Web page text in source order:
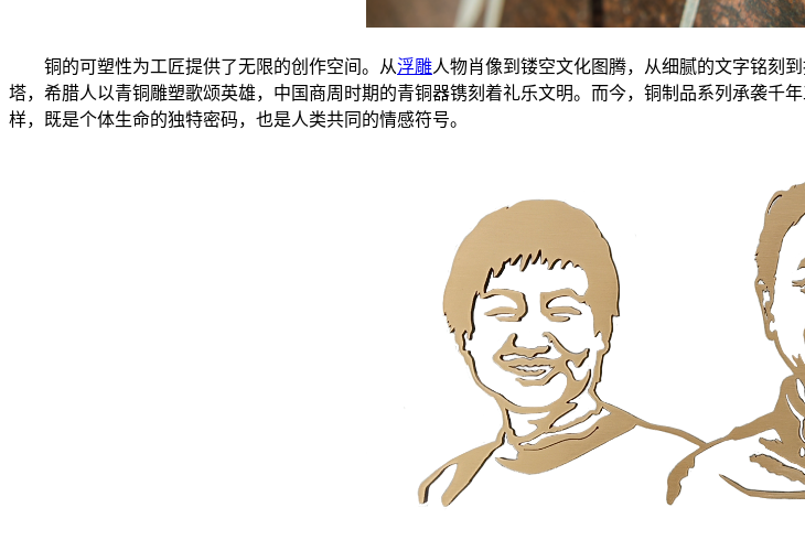
铜的可塑性为工匠提供了无限的创作空间。从浮雕人物肖像到镂空文化图腾，从细腻的文字铭刻
塔，希腊人以青铜雕塑歌颂英雄，中国商周时期的青铜器镌刻着礼乐文明。而今，铜制品系列承袭千
样，既是个体生命的独特密码，也是人类共同的情感符号。